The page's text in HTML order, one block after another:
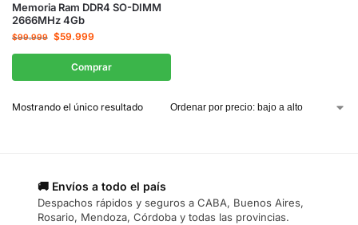
Memoria Ram DDR4 SO-DIMM
2666MHz 4Gb
$99.999 $59.999
Comprar
Mostrando el único resultado
🚚 Envíos a todo el país
Despachos rápidos y seguros a CABA, Buenos Aires,
Rosario, Mendoza, Córdoba y todas las provincias.